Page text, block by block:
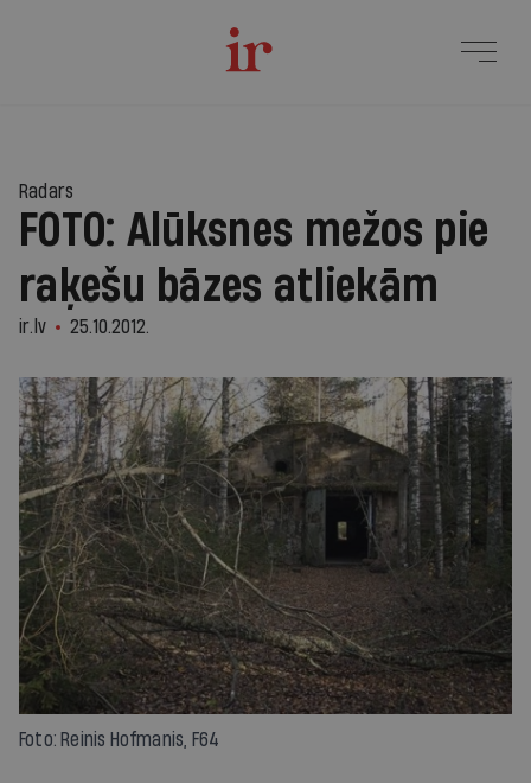
Radars
FOTO: Alūksnes mežos pie
raķešu bāzes atliekām
ir.lv 25.10.2012.
Foto: Reinis Hofmanis, F64